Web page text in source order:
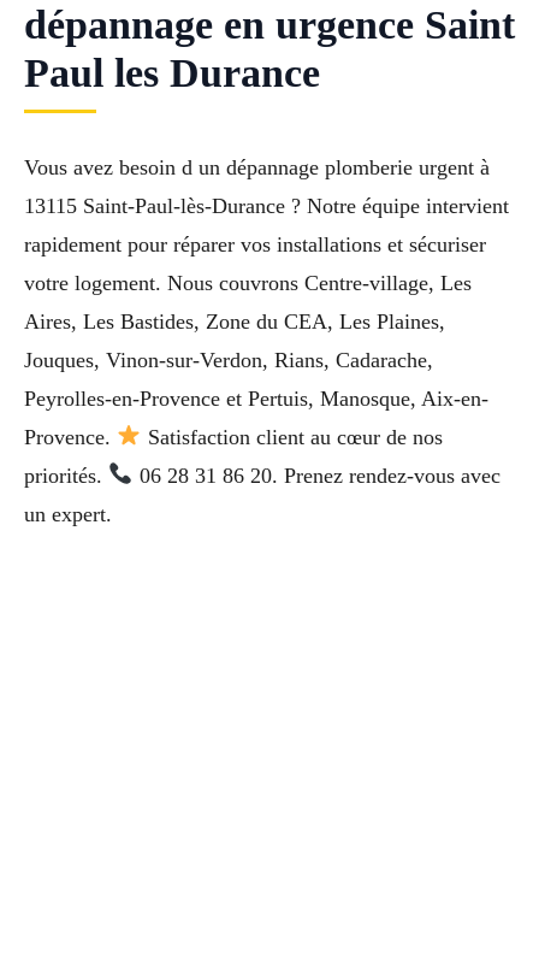
dépannage en urgence Saint
Paul les Durance
Vous avez besoin d un dépannage plomberie urgent à
13115 Saint-Paul-lès-Durance ? Notre équipe intervient
rapidement pour réparer vos installations et sécuriser
votre logement. Nous couvrons Centre-village, Les
Aires, Les Bastides, Zone du CEA, Les Plaines,
Jouques, Vinon-sur-Verdon, Rians, Cadarache,
Peyrolles-en-Provence et Pertuis, Manosque, Aix-en-
Provence.
Satisfaction client au cœur de nos
priorités.
06 28 31 86 20. Prenez rendez-vous avec
un expert.